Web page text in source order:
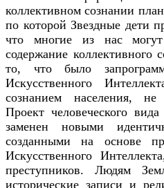
коллективном сознании
по которой Звездные дети
что многие из нас
содержание коллективного
то, что было
Искусственного
сознанием населения, не
Проект человеческого
заменен новыми
созданными на основе
Искусственного
преступников. Людям
исторические записи и